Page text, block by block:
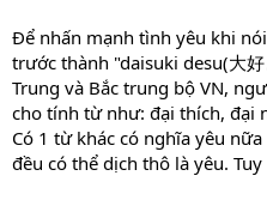
Để nhấn mạnh tình yêu khi
trước thành "daisuki desu(大
Trung và Bắc trung bộ VN,
cho tính từ như: đại thích, đại
Có 1 từ khác có nghĩa yêu
đều có thể dịch thô là yêu.